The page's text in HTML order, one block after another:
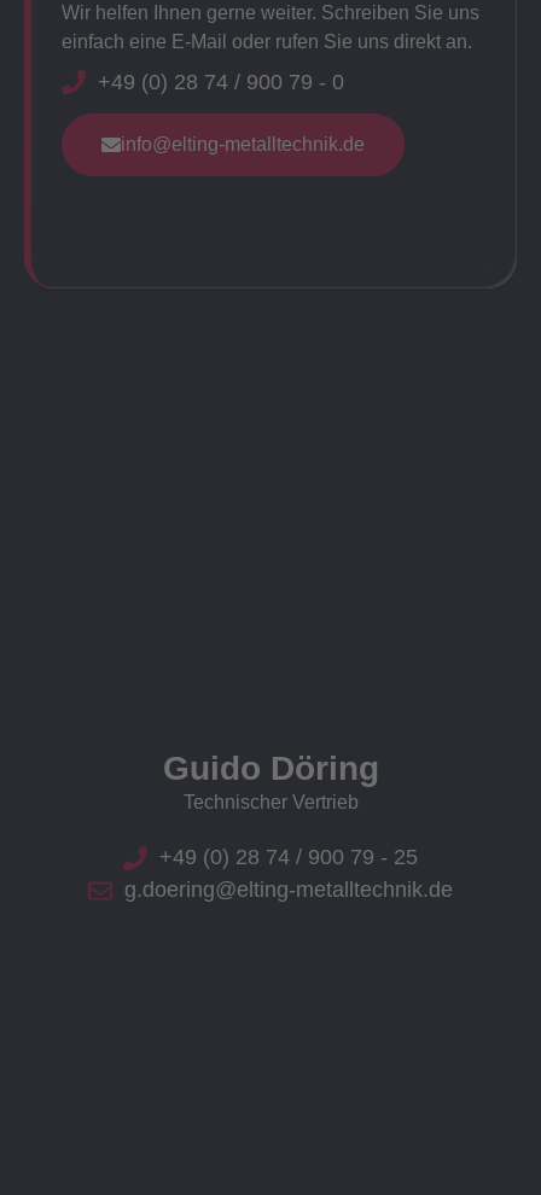
Wir helfen Ihnen gerne weiter. Schreiben Sie uns
einfach eine E-Mail oder rufen Sie uns direkt an.
+49 (0) 28 74 / 900 79 - 0
info@elting-metalltechnik.de
Guido Döring
Technischer Vertrieb
+49 (0) 28 74 / 900 79 - 25
g.doering@elting-metalltechnik.de